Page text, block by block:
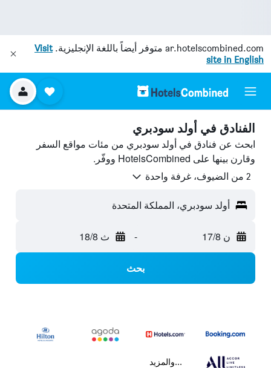
ar.hotelscombined.com متوفر أيضاً باللغة الإنجليزية.Visit
site in English
الفنادق في أولد سودبري
ابحث عن فنادق في أولد سودبري من مئات مواقع السفر
وقارن بينها على HotelsCombined ووفّر.
2 من الضيوف، غرفة واحدة
أولد سودبري، المملكة المتحدة
ن 17/8 - ث 18/8
بحث
...والمزيد